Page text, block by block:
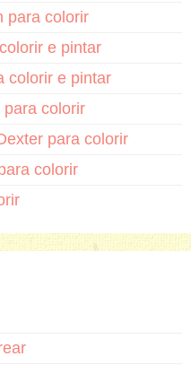
para colorir
e pintar
colorir e pintar
para colorir
para colorir
colorir